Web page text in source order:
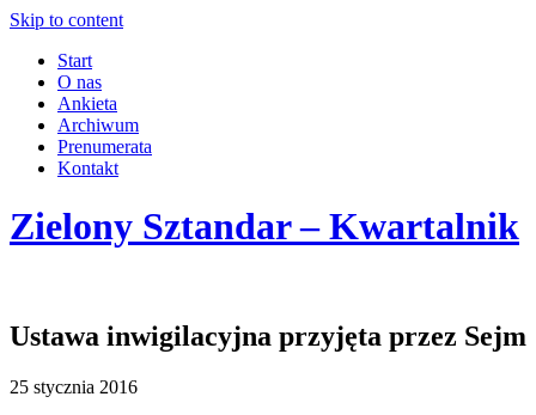
Skip to content
Start
O nas
Ankieta
Archiwum
Prenumerata
Kontakt
Zielony Sztandar – Kwartalnik
Ustawa inwigilacyjna przyjęta przez Sejm
25 stycznia 2016